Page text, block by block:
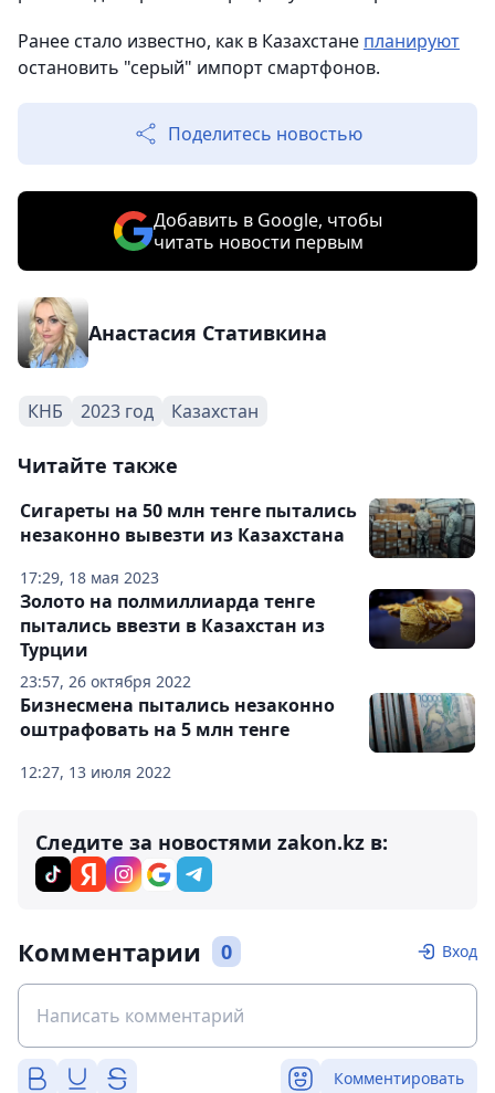
Ранее стало известно, как в Казахстане планируют
остановить "серый" импорт смартфонов.
Поделитесь новостью
Добавить в Google, чтобы
читать новости первым
Анастасия Стативкина
КНБ 2023 год Казахстан
Читайте также
17:29, 18 мая 2023
Cигареты на 50 млн тенге пытались
незаконно вывезти из Казахстана
23:57, 26 октября 2022
Золото на полмиллиарда тенге
пытались ввезти в Казахстан из
Турции
12:27, 13 июля 2022
Бизнесмена пытались незаконно
оштрафовать на 5 млн тенге
Следите за новостями zakon.kz в:
Комментарии 0 Вход
Комментировать